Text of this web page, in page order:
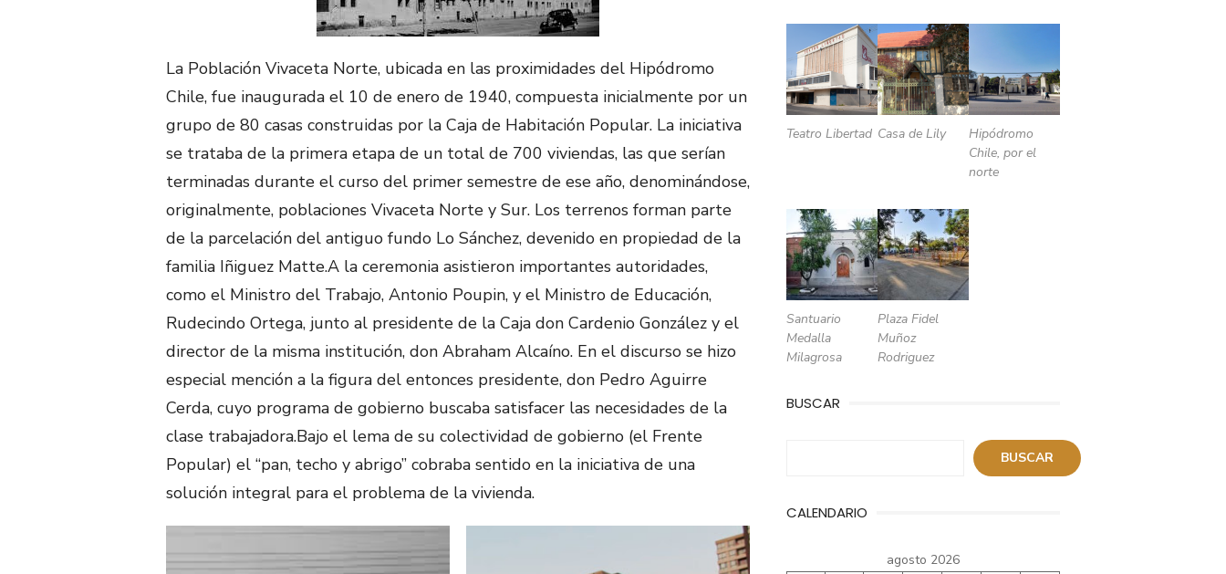
La Población Vivaceta Norte, ubicada en las proximidades del Hipódromo
Chile, fue inaugurada el 10 de enero de 1940, compuesta inicialmente por un
grupo de 80 casas construidas por la Caja de Habitación Popular. La iniciativa
se trataba de la primera etapa de un total de 700 viviendas, las que serían
terminadas durante el curso del primer semestre de ese año, denominándose,
originalmente, poblaciones Vivaceta Norte y Sur. Los terrenos forman parte
de la parcelación del antiguo fundo Lo Sánchez, devenido en propiedad de la
familia Iñiguez Matte.A la ceremonia asistieron importantes autoridades,
como el Ministro del Trabajo, Antonio Poupin, y el Ministro de Educación,
Rudecindo Ortega, junto al presidente de la Caja don Cardenio González y el
director de la misma institución, don Abraham Alcaíno. En el discurso se hizo
especial mención a la figura del entonces presidente, don Pedro Aguirre
Cerda, cuyo programa de gobierno buscaba satisfacer las necesidades de la
clase trabajadora.Bajo el lema de su colectividad de gobierno (el Frente
Popular) el “pan, techo y abrigo” cobraba sentido en la iniciativa de una
solución integral para el problema de la vivienda.
Teatro Libertad Casa de Lily
Hipódromo
Chile, por el
norte
Santuario
Medalla
Milagrosa
Plaza Fidel
Muñoz
Rodriguez
BUSCAR
BUSCAR
CALENDARIO
agosto 2026